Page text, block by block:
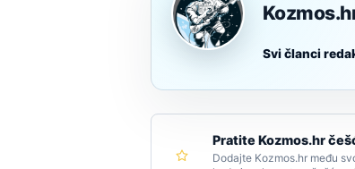
Svi članci
Pratite Kozmos.hr
Dodajte Kozmos.hr među